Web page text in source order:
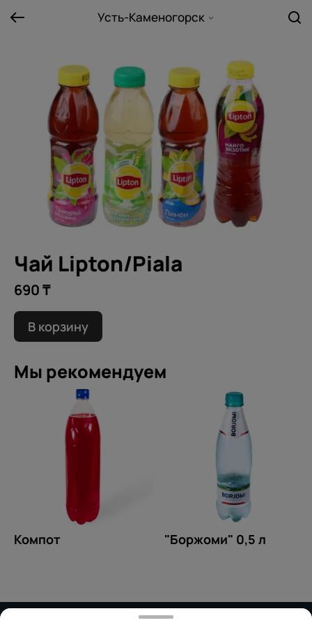
Усть-Каменогорск
Чай Lipton/Piala
690 ₸
В корзину
Мы рекомендуем
Компот "Боржоми" 0,5 л